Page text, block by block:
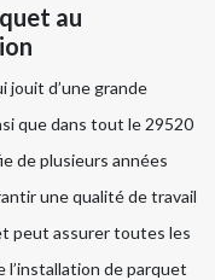
au
jouit d’une grande
que dans tout le 29520
de plusieurs années
une qualité de travail
peut assurer toutes les
l’installation de parquet